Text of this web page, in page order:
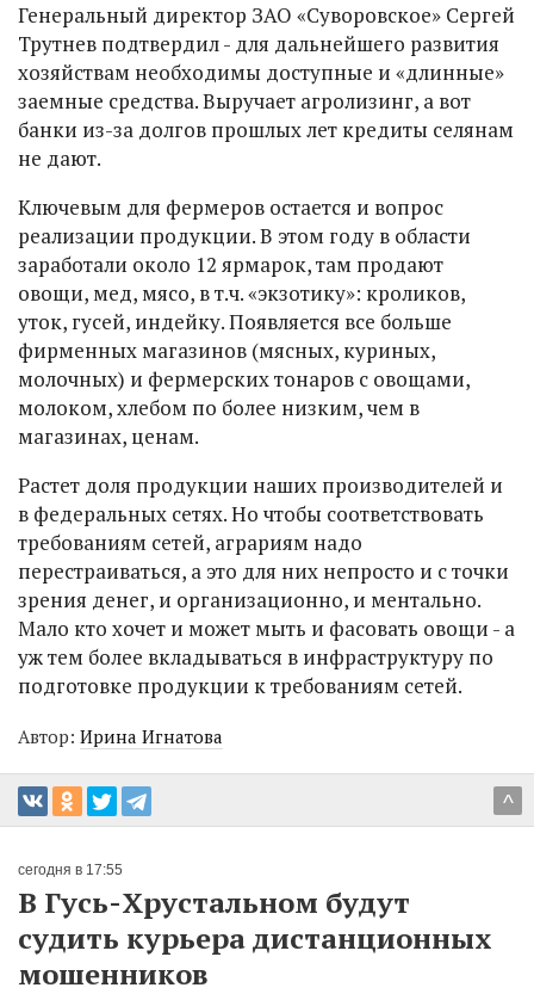
Генеральный директор ЗАО «Суворовское» Сергей
Трутнев подтвердил - для дальнейшего развития
хозяйствам необходимы доступные и «длинные»
заемные средства. Выручает агролизинг, а вот
банки из-за долгов прошлых лет кредиты селянам
не дают.
Ключевым для фермеров остается и вопрос
реализации продукции. В этом году в области
заработали около 12 ярмарок, там продают
овощи, мед, мясо, в т.ч. «экзотику»: кроликов,
уток, гусей, индейку. Появляется все больше
фирменных магазинов (мясных, куриных,
молочных) и фермерских тонаров с овощами,
молоком, хлебом по более низким, чем в
магазинах, ценам.
Растет доля продукции наших производителей и
в федеральных сетях. Но чтобы соответствовать
требованиям сетей, аграриям надо
перестраиваться, а это для них непросто и с точки
зрения денег, и организационно, и ментально.
Мало кто хочет и может мыть и фасовать овощи - а
уж тем более вкладываться в инфраструктуру по
подготовке продукции к требованиям сетей.
Автор: Ирина Игнатова
^
сегодня в 17:55
В Гусь-Хрустальном будут
судить курьера дистанционных
мошенников